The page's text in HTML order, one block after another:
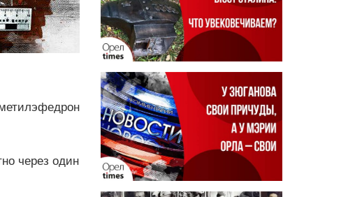
через один